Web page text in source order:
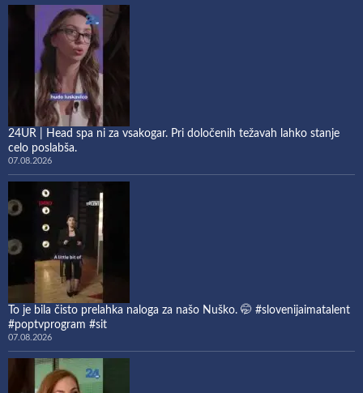
24UR | Head spa ni za vsakogar. Pri določenih težavah lahko stanje
celo poslabša.
07.08.2026
To je bila čisto prelahka naloga za našo Nuško. 🤭 #slovenijaimatalent
#poptvprogram #sit
07.08.2026